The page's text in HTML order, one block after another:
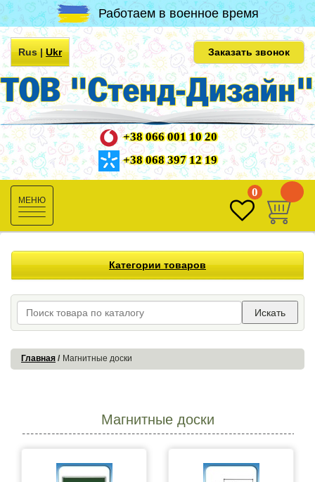
Работаем в военное время
Rus|Ukr Заказать звонок
+38 066 001 10 20
+38 068 397 12 19
Toggle
navigation
0
Категории товаров
Искать
Главная Магнитные доски
Магнитные доски